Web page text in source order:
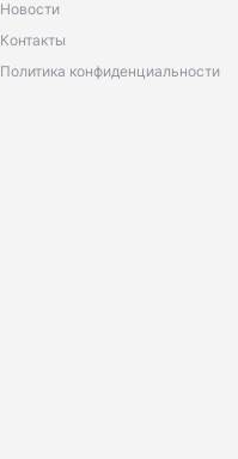
Новости
Контакты
Политика конфиденциальности